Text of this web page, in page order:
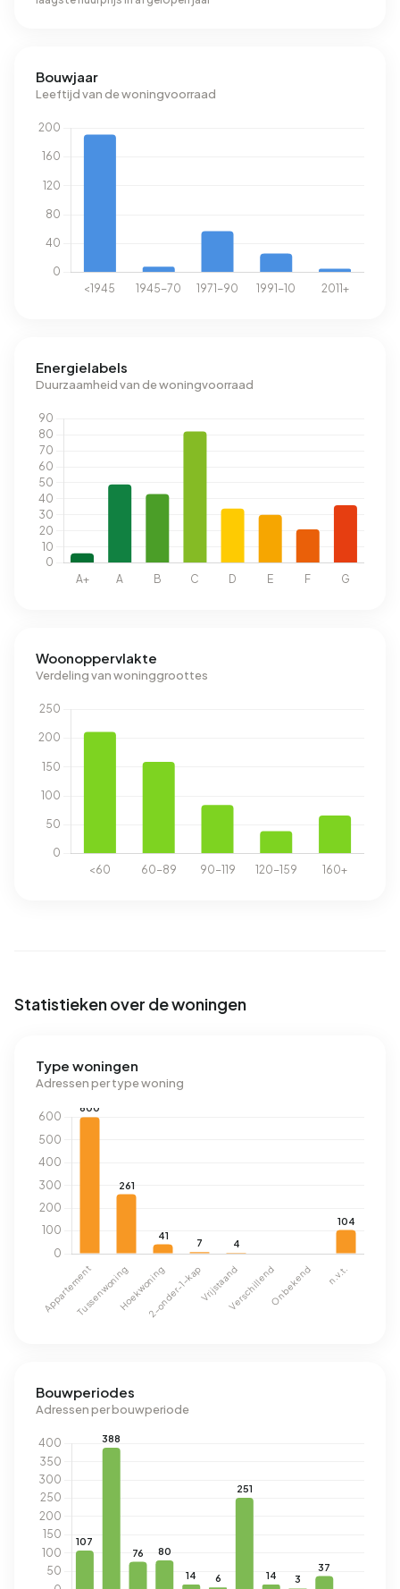
Bouwjaar
Leeftijd van de woningvoorraad
Energielabels
Duurzaamheid van de woningvoorraad
Woonoppervlakte
Verdeling van woninggroottes
Statistieken over de woningen
Type woningen
Adressen per type woning
Bouwperiodes
Adressen per bouwperiode